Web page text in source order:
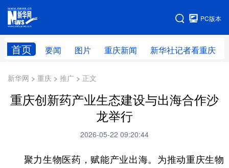
PC版本
首页 要闻 图片 重庆新闻 新华社记者看重庆
网站地图
新华网 > 重庆 > 推广 > 正文
重庆创新药产业生态建设与出海合作沙
龙举行
2026-05-22 09:20:44
聚力生物医药，赋能产业出海。为推动重庆生物